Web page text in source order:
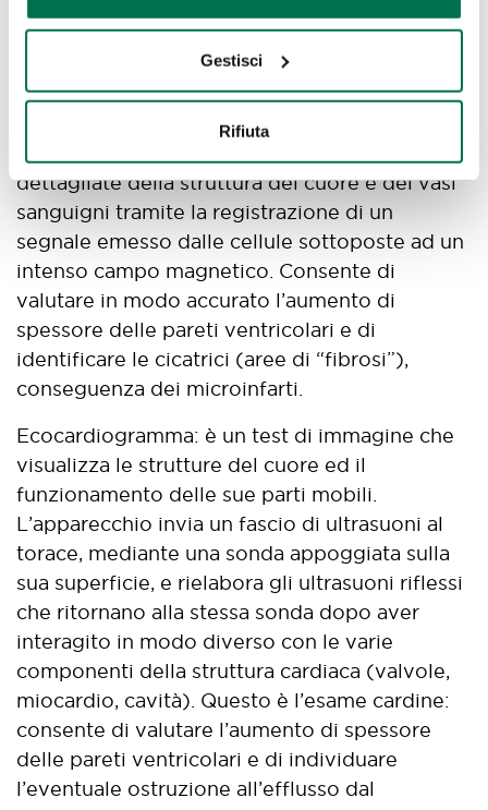
Gestisci
Rifiuta
cui la ricerca della mutazione risulterà negativa
Risonanza magnetica (RM) cardiaca con
dettagliate della struttura del cuore e dei vasi
sanguigni tramite la registrazione di un
segnale emesso dalle cellule sottoposte ad un
intenso campo magnetico. Consente di
valutare in modo accurato l’aumento di
spessore delle pareti ventricolari e di
identificare le cicatrici (aree di “fibrosi”),
conseguenza dei microinfarti.
Ecocardiogramma: è un test di immagine che
visualizza le strutture del cuore ed il
funzionamento delle sue parti mobili.
L’apparecchio invia un fascio di ultrasuoni al
torace, mediante una sonda appoggiata sulla
sua superficie, e rielabora gli ultrasuoni riflessi
che ritornano alla stessa sonda dopo aver
interagito in modo diverso con le varie
componenti della struttura cardiaca (valvole,
miocardio, cavità). Questo è l’esame cardine:
consente di valutare l’aumento di spessore
delle pareti ventricolari e di individuare
l’eventuale ostruzione all’efflusso dal